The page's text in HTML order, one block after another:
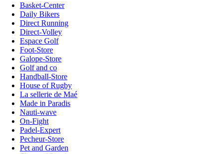
Basket-Center
Daily Bikers
Direct Running
Direct-Volley
Espace Golf
Foot-Store
Galope-Store
Golf and co
Handball-Store
House of Rugby
La sellerie de Maé
Made in Paradis
Nauti-wave
On-Fight
Padel-Expert
Pecheur-Store
Pet and Garden